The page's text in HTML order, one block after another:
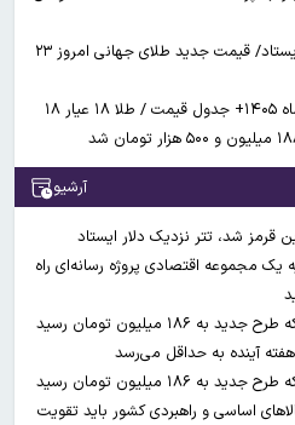
طلا در پایین‌ترین سطح قیمتی ایستاد/ قیمت جدید طلای جهانی امروز ۲۳
آخرین قیمت طلا و سکه ۲۷ تیرماه ۱۴۰۵+ جدول قیمت / طلا ۱۸ عیار ۱۸
آرشیو
شد، تتر نزدیک دلار ایستاد
یک مجموعه اقتصادی پروژه رسانه‌ای راه
میلیون تومان رسید
میلیون تومان رسید
اساسی و راهبردی کشور باید تقویت